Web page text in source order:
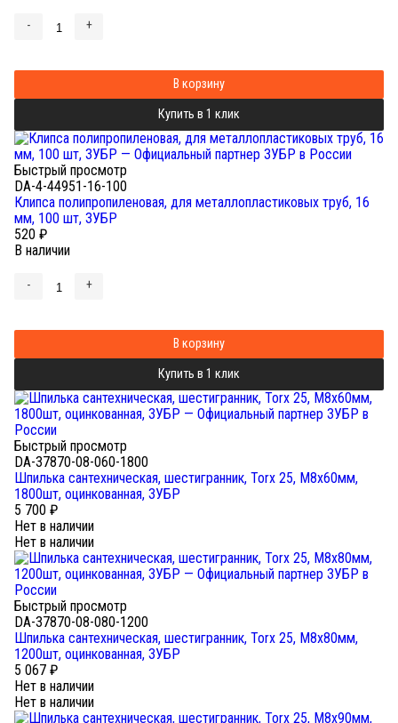
- +
В корзину
Купить в 1 клик
Быстрый просмотр
DA-4-44951-16-100
Клипса полипропиленовая, для металлопластиковых труб, 16
мм, 100 шт, ЗУБР
520 ₽
В наличии
- +
В корзину
Купить в 1 клик
Быстрый просмотр
DA-37870-08-060-1800
Шпилька сантехническая, шестигранник, Torx 25, М8x60мм,
1800шт, оцинкованная, ЗУБР
5 700 ₽
Нет в наличии
Нет в наличии
Быстрый просмотр
DA-37870-08-080-1200
Шпилька сантехническая, шестигранник, Torx 25, М8x80мм,
1200шт, оцинкованная, ЗУБР
5 067 ₽
Нет в наличии
Нет в наличии